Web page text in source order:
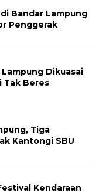
Bandar Lampung
Penggerak
Lampung Dikuasai
Tak Beres
Tiga
Kantongi SBU
Kendaraan